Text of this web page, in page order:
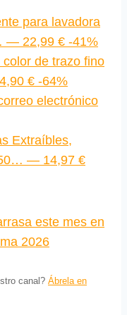
para lavadora
— 22,99 € -41%
de trazo fino
€ -64%
electrónico
Extraíbles,
50… — 14,97 €
este mes en
2026
canal? Ábrela en